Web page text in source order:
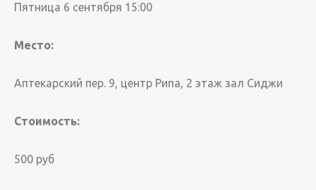
Пятница 6 сентября 15:00
Место:
Аптекарский пер. 9, центр Рипа, 2 этаж зал Сиджи
Стоимость:
500 руб